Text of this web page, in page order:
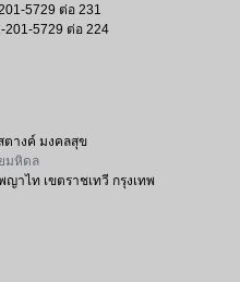
5729 ต่อ 231
201-5729 ต่อ 224
ตางค์ มงคลสุข
มหิดล
าไท เขตราชเทวี กรุงเทพ